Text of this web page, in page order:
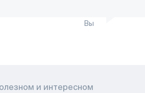
Вы
и интересном